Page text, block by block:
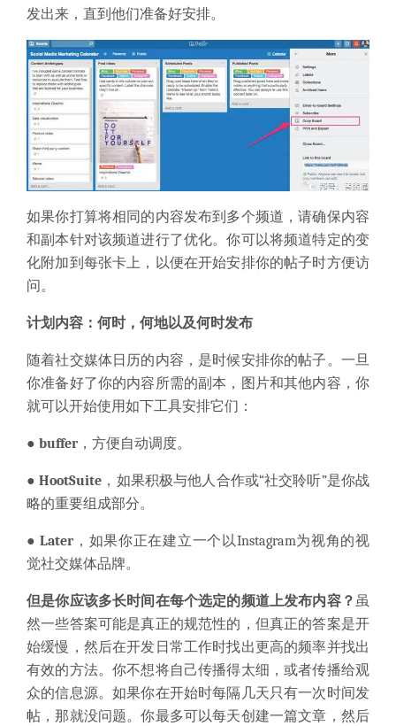
发出来，直到他们准备好安排。
如果你打算将相同的内容发布到多个频道，请确保内容
和副本针对该频道进行了优化。你可以将频道特定的变
化附加到每张卡上，以便在开始安排你的帖子时方便访
问。
计划内容：何时，何地以及何时发布
随着社交媒体日历的内容，是时候安排你的帖子。一旦
你准备好了你的内容所需的副本，图片和其他内容，你
就可以开始使用如下工具安排它们：
● buffer，方便自动调度。
● HootSuite ，如果积极与他人合作或“社交聆听”是你战
略的重要组成部分。
● Later，如果你正在建立一个以Instagram为视角的视
觉社交媒体品牌。
但是你应该多长时间在每个选定的频道上发布内容？虽
然一些答案可能是真正的规范性的，但真正的答案是开
始缓慢，然后在开发日常工作时找出更高的频率并找出
有效的方法。你不想将自己传播得太细，或者传播给观
众的信息源。如果你在开始时每隔几天只有一次时间发
帖，那就没问题。你最多可以每天创建一篇文章，然后